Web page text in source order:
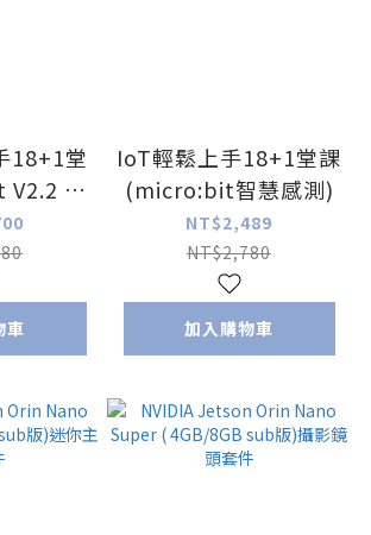
18+1堂
視
)
車
IoT輕鬆上手18+1堂課
(micro:bit智慧感測)
NT$2,489
NT$2,780
加入購物車